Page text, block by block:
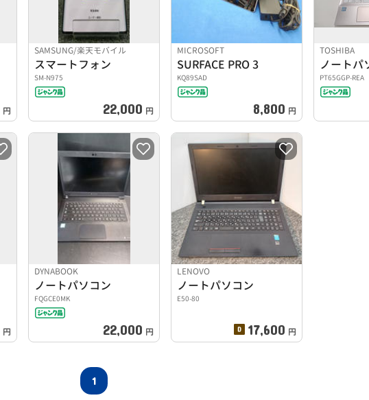
円
SAMSUNG/楽天モバイル
スマートフォン
SM-N975
22,000 円
MICROSOFT
SURFACE PRO 3
KQ89SAD
8,800 円
TOSHIBA
PT65GGP-REA
円
DYNABOOK
ノートパソコン
FQGCE0MK
22,000 円
LENOVO
ノートパソコン
E50-80
17,600 円
1